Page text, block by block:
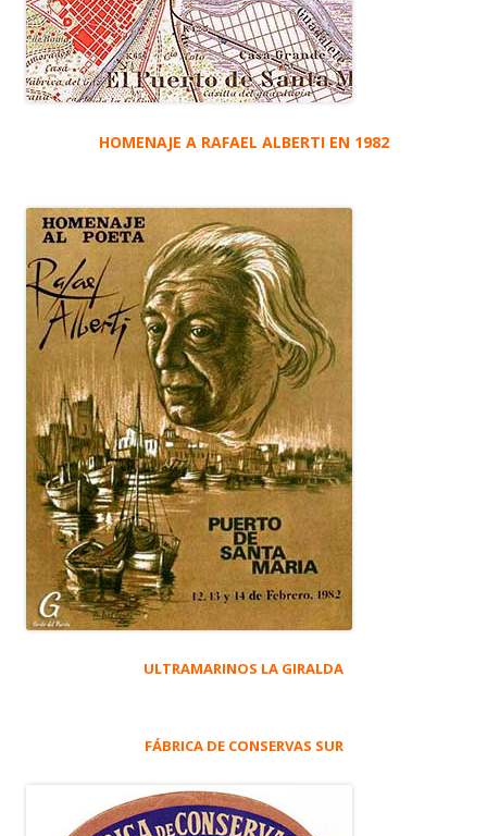
HOMENAJE A RAFAEL ALBERTI EN 1982
ULTRAMARINOS LA GIRALDA
FÁBRICA DE CONSERVAS SUR